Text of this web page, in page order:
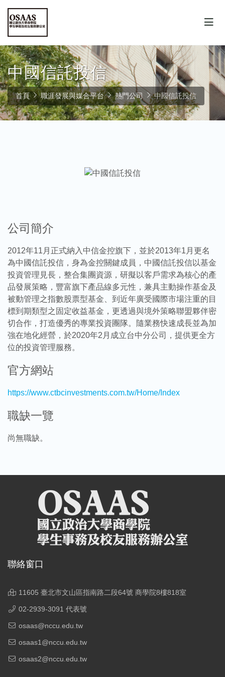
中國信託投信
首頁 職涯發展與媒合平台 熱門公司 中國信託投信
公司簡介
2012年11月正式納入中信金控旗下，並於2013年1月更名
為中國信託投信，身為金控關鍵成員，中國信託投信以基金
投資管理見長，整合集團資源，研擬以客戶需求為核心的產
品發展策略，豐富旗下產品線多元性，兼具主動操作基金及
被動管理之指數股票型基金、到近年廣受國際市場注重的目
標到期類型之固定收益基金，更透過與境外策略聯盟夥伴密
切合作，打造優秀的專業投資團隊。隨業務快速成長並為加
強在地化經營，於2020年2月成立台中分公司，提供更全方
位的投資管理服務。
官方網站
https://www.ctbcinvestments.com.tw/Home/Index
職缺一覽
尚無職缺。
聯絡窗口
11605 臺北市文山區指南路二段64號 商學院8樓818室
02-2939-3091 代表號
osaas@nccu.edu.tw
osaas1@nccu.edu.tw
osaas2@nccu.edu.tw